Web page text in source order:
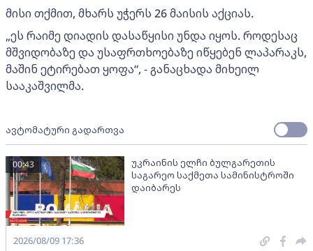
მისი თქმით, მხარს უჭერს 26 მაისის აქციას.
„ეს რაიმე დიადის დასაწყისი უნდა იყოს. როდესაც
მშვიდობაზე და უსაფრთხოებაზე იწყებენ ლაპარაკს,
მაშინ ეტირებათ ყოფა“, - განაცხადა მიხეილ
სააკაშვილმა.
ავტომატური გადართვა
უკრაინის ელჩი ბულგარეთის
საგარეო საქმეთა სამინისტროში
დაიბარეს
00:43
2026/08/09 17:36